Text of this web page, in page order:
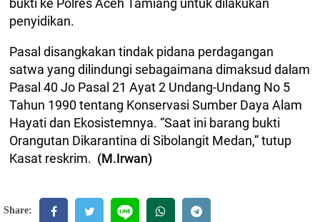
bukti ke Polres Aceh Tamiang untuk dilakukan
penyidikan.
Pasal disangkakan tindak pidana perdagangan
satwa yang dilindungi sebagaimana dimaksud dalam
Pasal 40 Jo Pasal 21 Ayat 2 Undang-Undang No 5
Tahun 1990 tentang Konservasi Sumber Daya Alam
Hayati dan Ekosistemnya. “Saat ini barang bukti
Orangutan Dikarantina di Sibolangit Medan,” tutup
Kasat reskrim. (M.Irwan)
Share: